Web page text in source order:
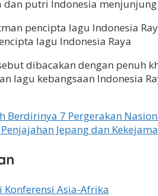
dan putri Indonesia
lagu Indonesia Raya
dibacakan dengan penuh
lagu kebangsaan Indonesia
Berdirinya 7 Pergerakan
Jepang dan